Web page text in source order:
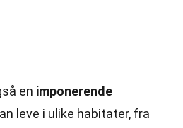
en imponerende
leve i ulike habitater, fra